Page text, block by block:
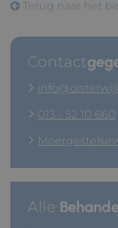
Terug naar het
Contact
013 - 52 10 660
Alle